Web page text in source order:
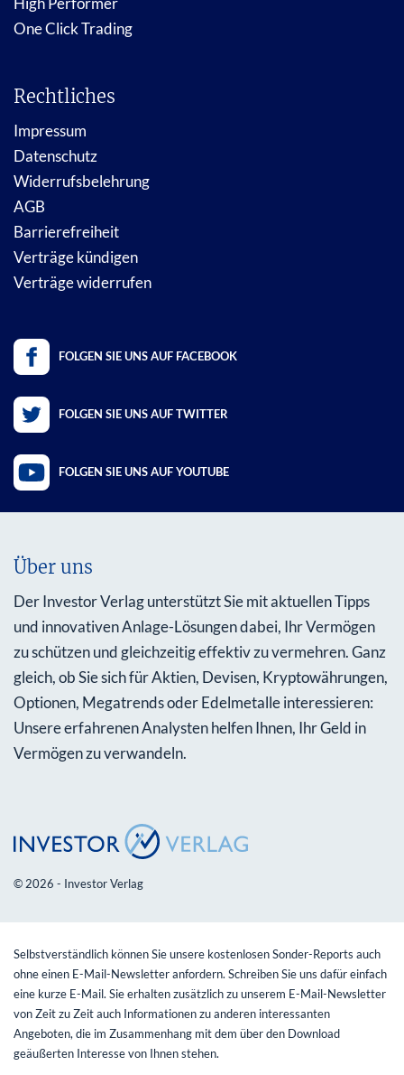
One Click Trading
Rechtliches
Impressum
Datenschutz
Widerrufsbelehrung
AGB
Barrierefreiheit
Verträge kündigen
Verträge widerrufen
FOLGEN SIE UNS AUF FACEBOOK
FOLGEN SIE UNS AUF TWITTER
FOLGEN SIE UNS AUF YOUTUBE
Über uns
Der Investor Verlag unterstützt Sie mit aktuellen Tipps
und innovativen Anlage-Lösungen dabei, Ihr Vermögen
zu schützen und gleichzeitig effektiv zu vermehren. Ganz
gleich, ob Sie sich für Aktien, Devisen, Kryptowährungen,
Optionen, Megatrends oder Edelmetalle interessieren:
Unsere erfahrenen Analysten helfen Ihnen, Ihr Geld in
Vermögen zu verwandeln.
© 2026 - Investor Verlag
Selbstverständlich können Sie unsere kostenlosen Sonder-Reports auch
ohne einen E-Mail-Newsletter anfordern. Schreiben Sie uns dafür einfach
eine kurze E-Mail. Sie erhalten zusätzlich zu unserem E-Mail-Newsletter
von Zeit zu Zeit auch Informationen zu anderen interessanten
Angeboten, die im Zusammenhang mit dem über den Download
geäußerten Interesse von Ihnen stehen.